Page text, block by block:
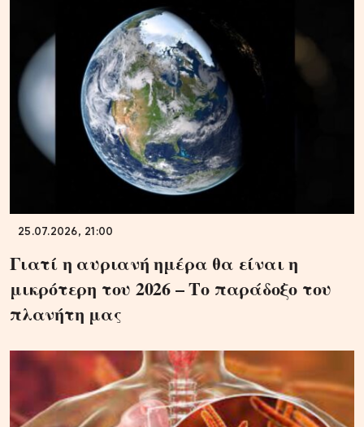
25.07.2026, 21:00
Γιατί η αυριανή ημέρα θα είναι η
μικρότερη του 2026 – Το παράδοξο του
πλανήτη μας